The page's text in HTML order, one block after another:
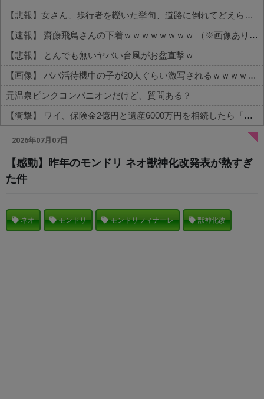
【悲報】女さん、歩行者を轢いた挙句、道路に倒れてどえらいことになってしまうw w w w w w w
【速報】 齋藤飛鳥さんの下着ｗｗｗｗｗｗｗｗ （※画像あり）
【悲報】 とんでも無いヤバい台風がお盆直撃ｗ
【画像】 パパ活待機中の子が20人ぐらい激写されるｗｗｗｗｗｗｗｗｗｗｗ
元温泉ピンクコンパニオンだけど、質問ある？
【衝撃】 ワイ、保険金2億円と遺産6000万円を相続したら「こう」なった・・・
Powered by livedoor 相互RSS
2026年07月07日
【感動】昨年のモンドリ ネオ獣神化改発表が熱すぎ
た件
ネオ モンドリ モンドリフィナーレ 獣神化改